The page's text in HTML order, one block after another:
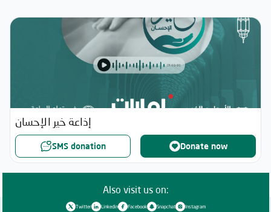
إذاعة خير الإحسان
SMS donation Donate now
Also visit us on:
Twitter Linkedin Facebook Snapchat Instagram